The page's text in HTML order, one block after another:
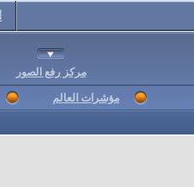
مركز رفع الصور
مؤشرات العالم